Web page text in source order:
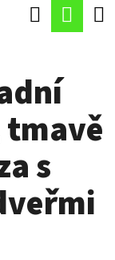
Hledat
tmavě
s